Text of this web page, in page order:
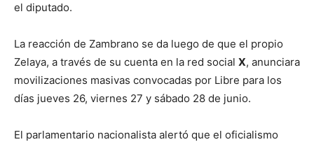
el diputado.
La reacción de Zambrano se da luego de que el propio
Zelaya, a través de su cuenta en la red social X, anunciara
movilizaciones masivas convocadas por Libre para los
días jueves 26, viernes 27 y sábado 28 de junio.
El parlamentario nacionalista alertó que el oficialismo